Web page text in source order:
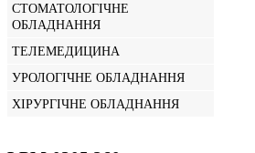
СТОМАТОЛОГІЧНЕ
ОБЛАДНАННЯ
ТЕЛЕМЕДИЦИНА
УРОЛОГІЧНЕ ОБЛАДНАННЯ
ХІРУРГІЧНЕ ОБЛАДНАННЯ